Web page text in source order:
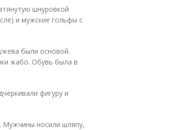
шнуровкой
и мужские гольфы с
были основой.
жабо. Обувь была в
фигуру и
Мужчины носили шляпу,